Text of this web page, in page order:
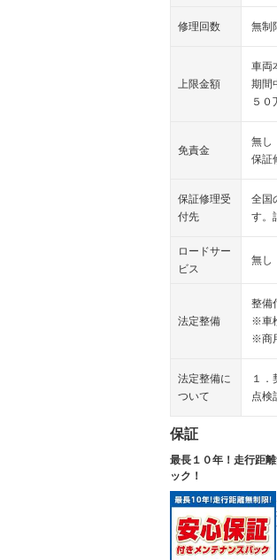
修理回数 無制
上限金額
車両
期間
５０
免責金
無し
保証
保証修理受
付先
全国
す。
ロードサー
ビス
無し
法定整備
整備
※車
※商
法定整備に
ついて
１
点検
保証
最長１０年！走行距
ック！